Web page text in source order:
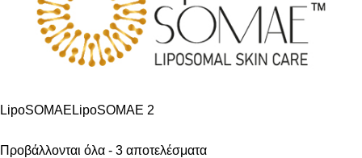
LipoSOMAE LipoSOMAE 2
Προβάλλονται όλα - 3 αποτελέσματα